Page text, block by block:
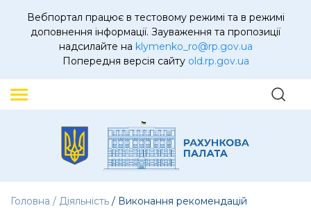
Вебпортал працює в тестовому режимі та в режимі
доповнення інформації. Зауваження та пропозиції
надсилайте на klymenko_ro@rp.gov.ua
Попередня версія сайту old.rp.gov.ua
Головна Діяльність Виконання рекомендацій